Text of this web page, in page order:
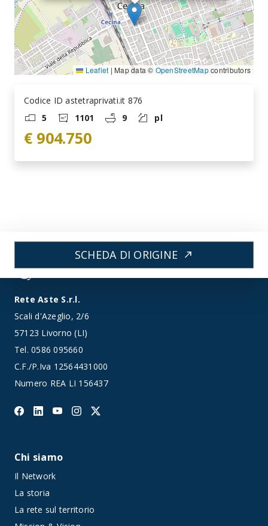
Leaflet | Map data © OpenStreetMapcontributors
Codice ID astetraprivati.it 876
5
1101 9 pl
€ 904.750
SCHEDA DI ORIGINE north_east
Rete Aste S.r.l.
Scali d'Azeglio, 2/6
57123 Livorno (LI)
Tel.0586 095660
C.F./P.Iva 12564431000
Numero REA LI 156437
Chi siamo
Il Network
La storia
La rete sul territorio